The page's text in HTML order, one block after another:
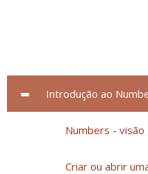
Introdução ao
Numbers - visão
Criar ou abrir